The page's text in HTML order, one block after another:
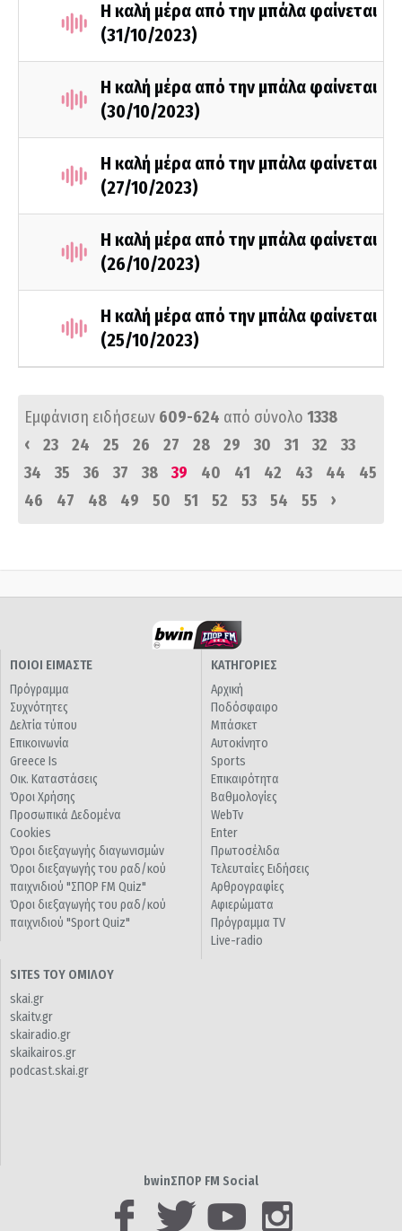
H καλή μέρα από την μπάλα φαίνεται
(31/10/2023)
Η καλή μέρα από την μπάλα φαίνεται
(30/10/2023)
Η καλή μέρα από την μπάλα φαίνεται
(27/10/2023)
Η καλή μέρα από την μπάλα φαίνεται
(26/10/2023)
Η καλή μέρα από την μπάλα φαίνεται
(25/10/2023)
Εμφάνιση ειδήσεων 609-624 από σύνολο 1338
‹
23 24 25 26 27 28 29 30 31 32
33
34
35 36 37 38 39 40 41 42 43 44
45
46
47 48 49 50 51 52 53 54 55 ›
ΠΟΙΟΙ ΕΙΜΑΣΤΕ
Πρόγραμμα
Συχνότητες
Δελτία τύπου
Επικοινωνία
Greece Is
Οικ. Καταστάσεις
Όροι Χρήσης
Προσωπικά Δεδομένα
Cookies
Όροι διεξαγωγής διαγωνισμών
Όροι διεξαγωγής του ραδ/κού
παιχνιδιού "ΣΠΟΡ FM Quiz"
Όροι διεξαγωγής του ραδ/κού
παιχνιδιού "Sport Quiz"
ΚΑΤΗΓΟΡΙΕΣ
Αρχική
Ποδόσφαιρο
Μπάσκετ
Αυτοκίνητο
Sports
Επικαιρότητα
Βαθμολογίες
WebTv
Enter
Πρωτοσέλιδα
Τελευταίες Ειδήσεις
Αρθρογραφίες
Αφιερώματα
Πρόγραμμα TV
Live-radio
SITES ΤΟΥ ΟΜΙΛΟΥ
skai.gr
skaitv.gr
skairadio.gr
skaikairos.gr
podcast.skai.gr
bwinΣΠΟΡ FM Social